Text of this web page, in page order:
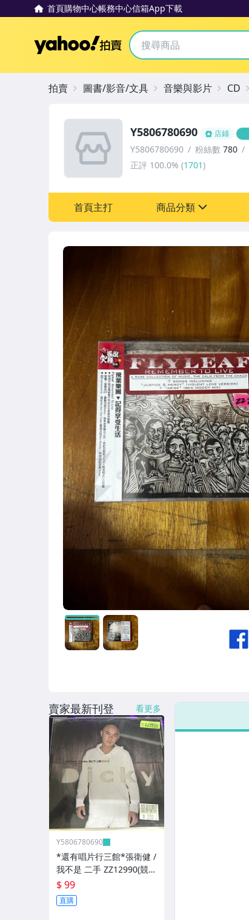
首頁購物中心帳務中心信箱App下載
Yahoo拍賣
Y5806780690 店鋪
Y5806780690 粉絲數 780
正評 100.0% (1701)
首頁主打 商品分類
拍賣 圖書/影音/文具 音樂與影片 CD
賣家最新刊登 看更多
Y5806780690
*還有唱片行三館*張衛健 /
我不是 二手 ZZ12990(競
標)(補單
$ 99
直購